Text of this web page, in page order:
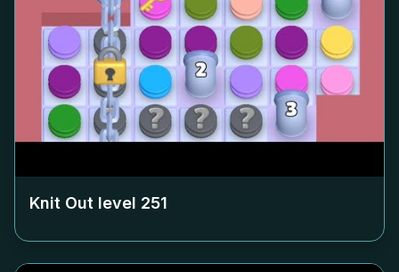
Knit Out level 251